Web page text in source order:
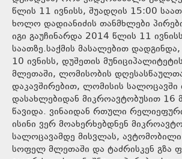
წლის 11 ივნისს, შუადღის 15:00
ხოლო დადიანიძის თანმხლები
იგი გაუჩინარდა 2014 წლის 11
საათზე.საქმის მასალებით
10 ივნისს, დუშეთის
მლეთაში, ლომისობის
დაკავშირებით, ლომისის სალოცავში
დასახლებიდან მიკროავტობუსით 16
წავიდა. ვინაიდან რთული
ისინი ვერ მოახერხებდნენ
სალოცავამდე მისვლას, ავტომობილი
სოფელ მლეთაში და ტაძრისკენ გზა